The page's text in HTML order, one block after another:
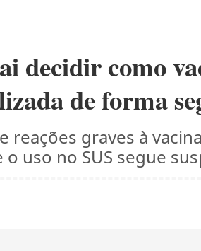
decidir como
de forma
reações graves à
uso no SUS segue